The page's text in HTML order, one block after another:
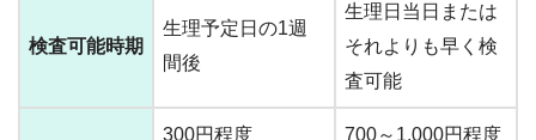
検査可能時期
生理予定日の1週
間後
生理日当日または
それよりも早く検
査可能
300円程度 700～1,000円程度